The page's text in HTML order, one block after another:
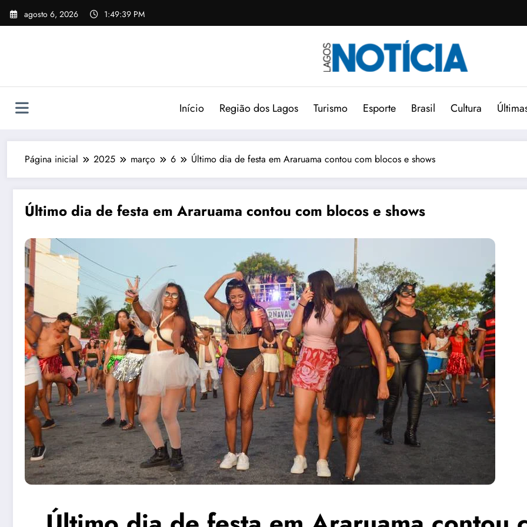
agosto 6, 2026 1:49:39 PM
Início Região dos Lagos Turismo Esporte Brasil Cultura
Página inicial 2025 março 6 Último dia de festa em Araruama contou com blocos e shows
Último dia de festa em Araruama contou com blocos e shows